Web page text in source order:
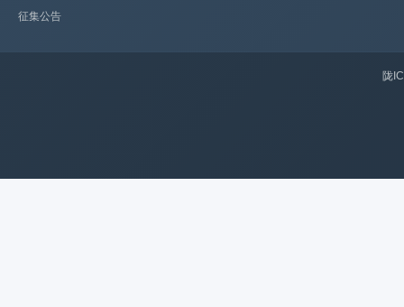
征集公告
陇